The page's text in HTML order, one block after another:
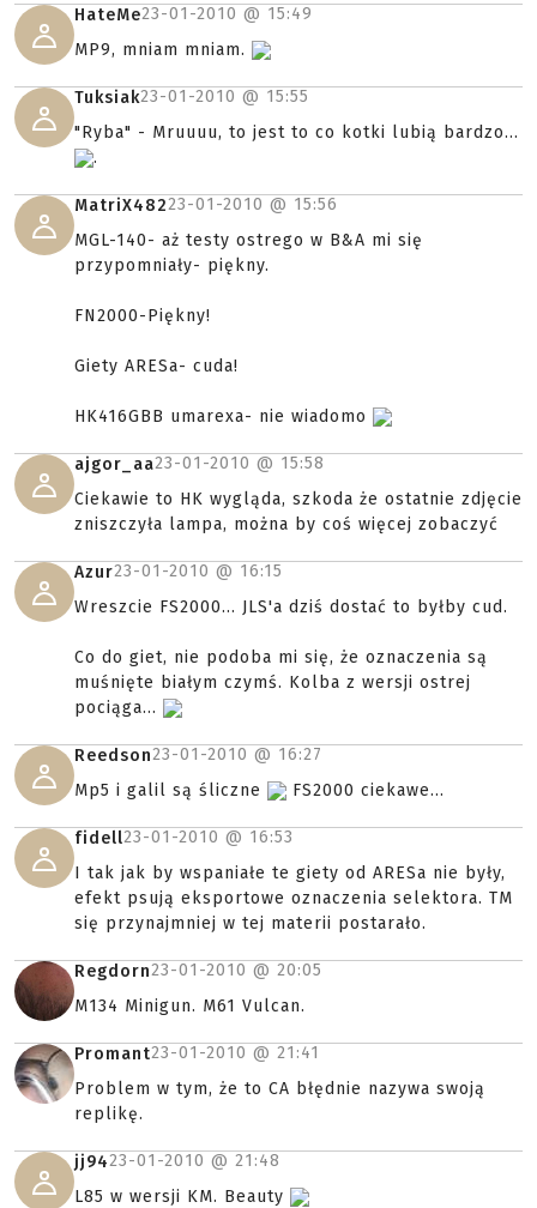
HateMe23-01-2010 @ 15:49
MP9, mniam mniam.
Tuksiak23-01-2010 @ 15:55
"Ryba" - Mruuuu, to jest to co kotki lubią bardzo...
.
MatriX48223-01-2010 @ 15:56
MGL-140- aż testy ostrego w B&A mi się
przypomniały- piękny.
FN2000-Piękny!
Giety ARESa- cuda!
HK416GBB umarexa- nie wiadomo
ajgor_aa23-01-2010 @ 15:58
Ciekawie to HK wygląda, szkoda że ostatnie zdjęcie
zniszczyła lampa, można by coś więcej zobaczyć
Azur23-01-2010 @ 16:15
Wreszcie FS2000... JLS'a dziś dostać to byłby cud.
Co do giet, nie podoba mi się, że oznaczenia są
muśnięte białym czymś. Kolba z wersji ostrej
pociąga...
Reedson23-01-2010 @ 16:27
Mp5 i galil są śliczne
FS2000 ciekawe...
fidell23-01-2010 @ 16:53
I tak jak by wspaniałe te giety od ARESa nie były,
efekt psują eksportowe oznaczenia selektora. TM
się przynajmniej w tej materii postarało.
Regdorn23-01-2010 @ 20:05
M134 Minigun. M61 Vulcan.
Promant23-01-2010 @ 21:41
Problem w tym, że to CA błędnie nazywa swoją
replikę.
jj9423-01-2010 @ 21:48
L85 w wersji KM. Beauty